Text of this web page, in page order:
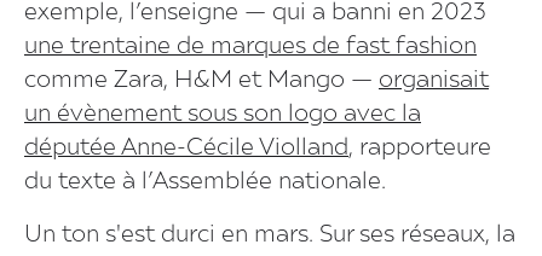
exemple, l’enseigne — qui a banni en 2023
une trentaine de marques de fast fashion
comme Zara, H&M et Mango — organisait
un évènement sous son logo avec la
députée Anne-Cécile Violland, rapporteure
du texte à l’Assemblée nationale.
Un ton s'est durci en mars. Sur ses réseaux, la